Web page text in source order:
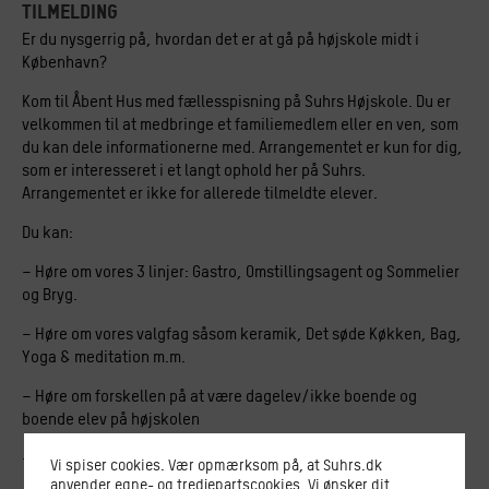
tilmelding
Er du nysgerrig på, hvordan det er at gå på højskole midt i
København?
Kom til Åbent Hus med fællesspisning på Suhrs Højskole. Du er
velkommen til at medbringe et familiemedlem eller en ven, som
du kan dele informationerne med. Arrangementet er kun for dig,
som er interesseret i et langt ophold her på Suhrs.
Arrangementet er ikke for allerede tilmeldte elever.
Du kan:
– Høre om vores 3 linjer: Gastro, Omstillingsagent og Sommelier
og Bryg.
– Høre om vores valgfag såsom keramik, Det søde Køkken, Bag,
Yoga & meditation m.m.
– Høre om forskellen på at være dagelev/ikke boende og
boende elev på højskolen
– Se højskolen og komme på en rundvisning
Vi spiser cookies. Vær opmærksom på, at Suhrs.dk
anvender egne- og tredjepartscookies. Vi ønsker dit